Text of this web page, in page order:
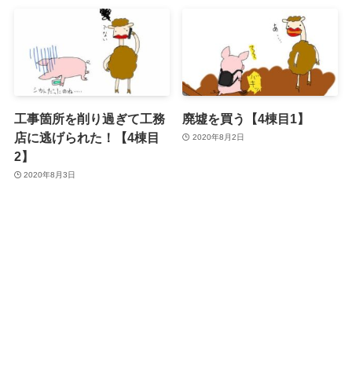
工事箇所を削り過ぎて工務
店に逃げられた！【4棟目
2】
2020年8月3日
廃墟を買う【4棟目1】
2020年8月2日